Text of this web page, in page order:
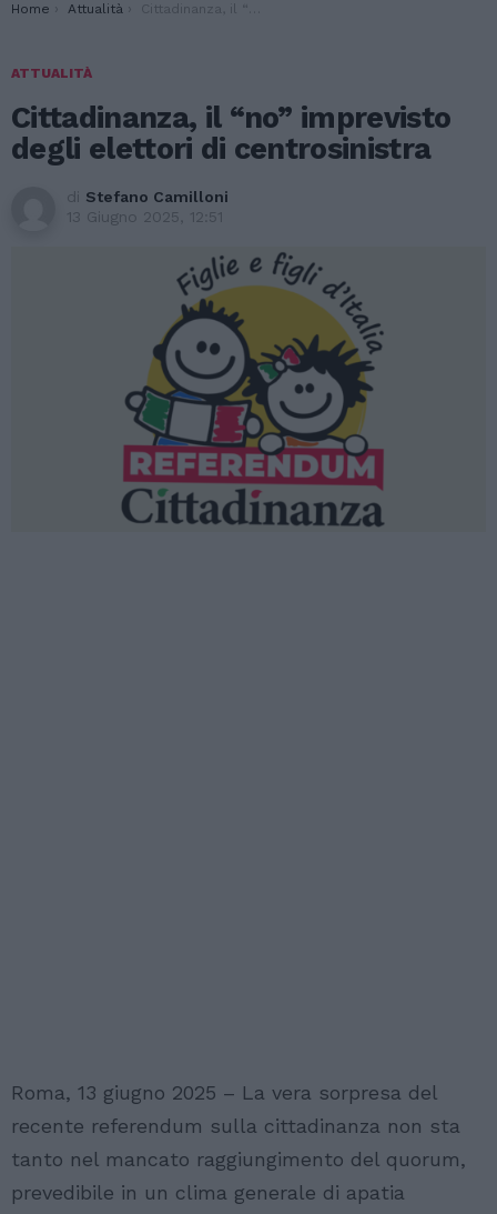
You are here:
Home Attualità Cittadinanza, il “no” imprevisto degli elettori di centrosinistra
ATTUALITÀ
Cittadinanza, il “no” imprevisto
degli elettori di centrosinistra
di Stefano Camilloni
13 Giugno 2025, 12:51
Roma, 13 giugno 2025 – La vera sorpresa del
recente referendum sulla cittadinanza non sta
tanto nel mancato raggiungimento del quorum,
prevedibile in un clima generale di apatia